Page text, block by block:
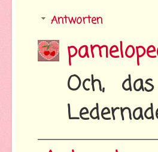
Antworten
Och,